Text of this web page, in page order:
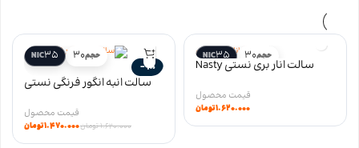
حجم30
35
NIC
سالت انار بری نستی Nasty
LIQ
۱.۶۲۰.۰۰۰تومان
حجم30
35
NIC
-9%
سالت انبه انگور فرنگی نستی
salt سری LIQ
۱.۶۲۰.۰۰۰تومان۱.۴۷۰.۰۰۰تومان